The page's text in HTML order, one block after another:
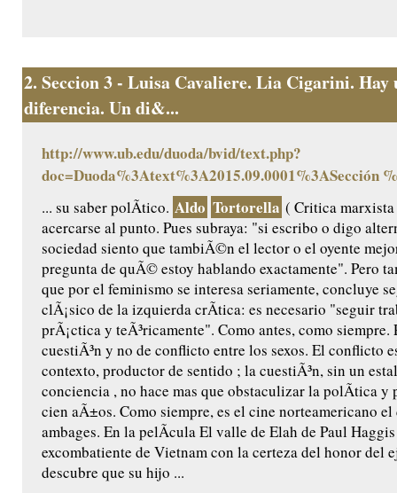
2. Seccion 3 - Luisa Cavaliere. Lia Cigarini. Hay
diferencia. Un di&...
http://www.ub.edu/duoda/bvid/text.php?
doc=Duoda%3Atext%3A2015.09.0001%3ASección
... su saber polÃ­tico. Aldo Tortorella ( Critica
acercarse al punto. Pues subraya: "si escribo o digo
sociedad siento que tambiÃ©n el lector o el oyente
pregunta de quÃ© estoy hablando exactamente". Pero
que por el feminismo se interesa seriamente, concluye
clÃ¡sico de la izquierda crÃ­tica: es necesario "seguir
prÃ¡ctica y teÃ³ricamente". Como antes, como siempre.
cuestiÃ³n y no de conflicto entre los sexos. El conflicto
contexto, productor de sentido ; la cuestiÃ³n, sin un
conciencia , no hace mas que obstaculizar la polÃ­tica y
cien aÃ±os. Como siempre, es el cine norteamericano
ambages. En la pelÃ­cula El valle de Elah de Paul
excombatiente de Vietnam con la certeza del honor del
descubre que su hijo ...